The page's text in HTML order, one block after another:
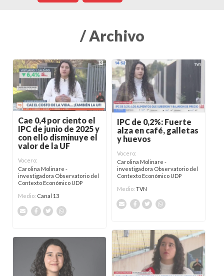
/ Archivo
Cae 0,4 por ciento el
IPC de junio de 2025 y
con ello disminuye el
valor de la UF
Vocero:
Carolina Molinare -
investigadora Observatorio del
Contexto Económico UDP
Medio: Canal 13
IPC de 0,2%: Fuerte
alza en café, galletas
y huevos
Vocero:
Carolina Molinare -
investigadora Observatorio del
Contexto Económico UDP
Medio:TVN